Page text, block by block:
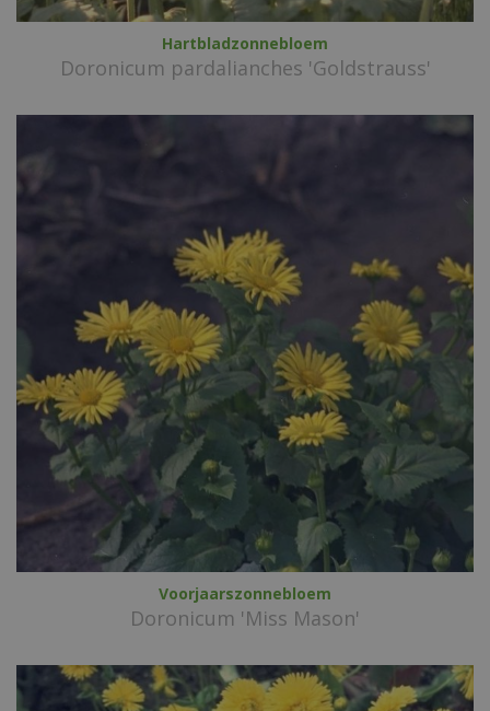
Hartbladzonnebloem
Doronicum pardalianches 'Goldstrauss'
Voorjaarszonnebloem
Doronicum 'Miss Mason'